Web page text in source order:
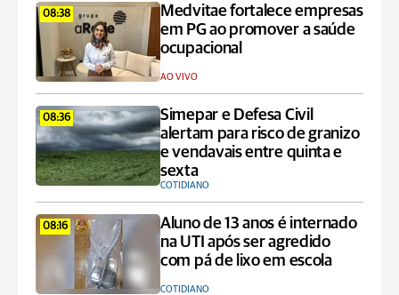
08:38
Medvitae fortalece empresas
em PG ao promover a saúde
ocupacional
AO VIVO
08:36
Simepar e Defesa Civil
alertam para risco de granizo
e vendavais entre quinta e
sexta
COTIDIANO
08:16
Aluno de 13 anos é internado
na UTI após ser agredido
com pá de lixo em escola
COTIDIANO